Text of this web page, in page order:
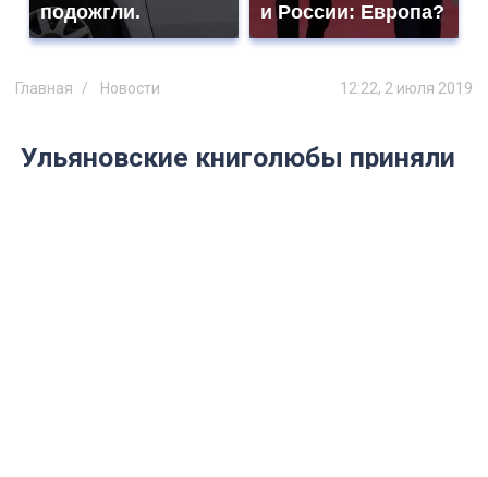
подожгли.
и России: Европа?
Главная Новости 12:22, 2 июля 2019
Ульяновские книголюбы приняли